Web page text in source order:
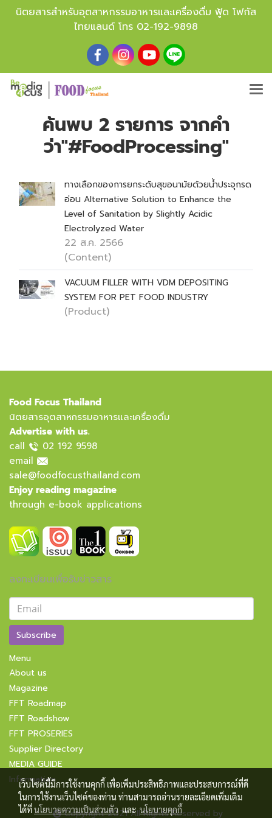
นิตยสารสำหรับอุตสาหกรรมอาหารและเครื่องดื่ม ฟู้ด โฟกัส
ไทยแลนด์ โทร 02-192-9898
ค้นพบ 2 รายการ จากคำ
ว่า"#FoodProcessing"
ทางเลือกของการยกระดับสุขอนามัยด้วยน้ำประจุกรด
อ่อน Alternative Solution to Enhance the
Level of Sanitation by Slightly Acidic
Electrolyzed Water
22 ส.ค. 2566
(Content)
VACUUM FILLER WITH VDM DEPOSITING
SYSTEM FOR PET FOOD INDUSTRY
(Product)
Food Focus Thailand
นิตยสารอุตสาหกรรมอาหารและเครื่องดื่ม
Advertise with us.
call
02 192 9598
email
sale@foodfocusthailand.com
Enjoy reading magazine
through e-book applications
ลงทะเบียนเพื่อรับข่าวสาร
Subscribe
Menu
About us
Magazine
FFT Roadmap
FFT Roadshow
FFT PROSERIES
Supplier Directory
MEDIA GUIDE
Information
Copyright 2021 All Rights Reserved by
เว็บไซต์นี้มีการใช้งานคุกกี้ เพื่อเพิ่มประสิทธิภาพและประสบการณ์ที่ดี
ในการใช้งานเว็บไซต์ของท่าน ท่านสามารถอ่านรายละเอียดเพิ่มเติม
ได้ที่นโยบายความเป็นส่วนตัวและนโยบายคุกกี้